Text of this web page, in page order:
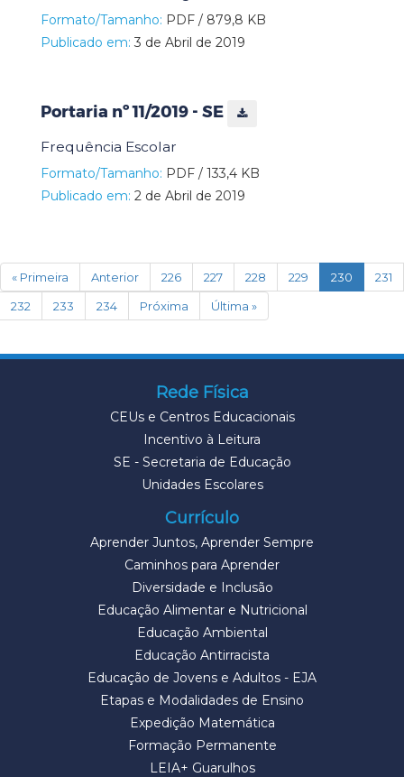
Formato/Tamanho: PDF / 879,8 KB
Publicado em: 3 de Abril de 2019
Portaria nº 11/2019 - SE
Frequência Escolar
Formato/Tamanho: PDF / 133,4 KB
Publicado em: 2 de Abril de 2019
« Primeira Anterior 226 227 228 229 230 (current)
231
232
233 234 Próxima Última »
Rede Física
CEUs e Centros Educacionais
Incentivo à Leitura
SE - Secretaria de Educação
Unidades Escolares
Currículo
Aprender Juntos, Aprender Sempre
Caminhos para Aprender
Diversidade e Inclusão
Educação Alimentar e Nutricional
Educação Ambiental
Educação Antirracista
Educação de Jovens e Adultos - EJA
Etapas e Modalidades de Ensino
Expedição Matemática
Formação Permanente
LEIA+ Guarulhos